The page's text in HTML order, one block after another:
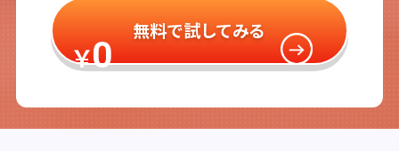
￥0
無料で試してみる